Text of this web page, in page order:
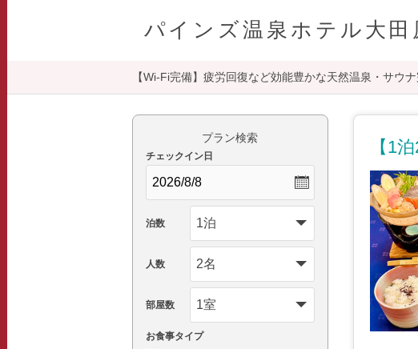
パインズ温泉ホテル大田
【Wi-Fi完備】疲労回復など効能豊かな天然温泉・サウ
プラン検索
チェックイン日
泊数
人数
部屋数
お食事タイプ
【1